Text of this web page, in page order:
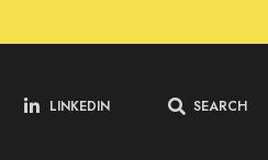
LINKEDIN SEARCH